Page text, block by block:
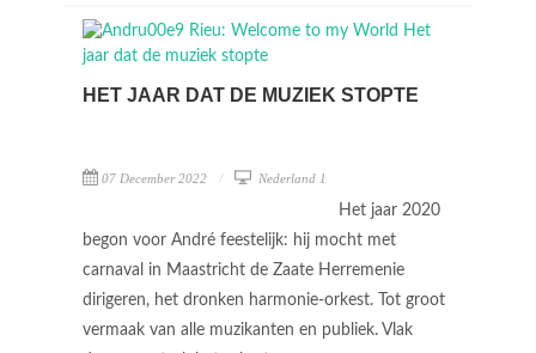
HET JAAR DAT DE MUZIEK STOPTE
07 December 2022 Nederland 1
Het jaar 2020
begon voor André feestelijk: hij mocht met
carnaval in Maastricht de Zaate Herremenie
dirigeren, het dronken harmonie-orkest. Tot groot
vermaak van alle muzikanten en publiek. Vlak